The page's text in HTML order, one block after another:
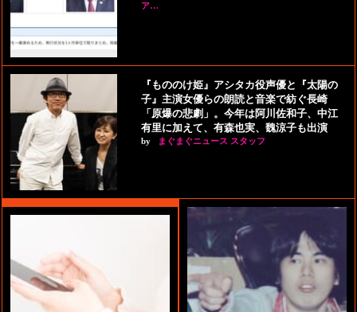
ア…
『もののけ姫』アシタカ役声優と『太陽の
子』主演女優らの朗読と音楽で紡ぐ長崎
「原爆の悲劇」。今年は阿川佐和子、中江
有里に加えて、有森也実、魏涼子も出演
by まぐまぐニュース スタッフ